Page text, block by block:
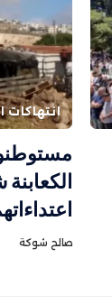
انتهاكات
صالح شوكة